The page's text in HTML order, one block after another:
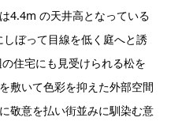
4.4m の天井⾼となっている
ぼって⽬線を低く庭へと誘
住宅にも⾒受けられる松を
敷いて⾊彩を抑えた外部空間
敬意を払い街並みに馴染む意